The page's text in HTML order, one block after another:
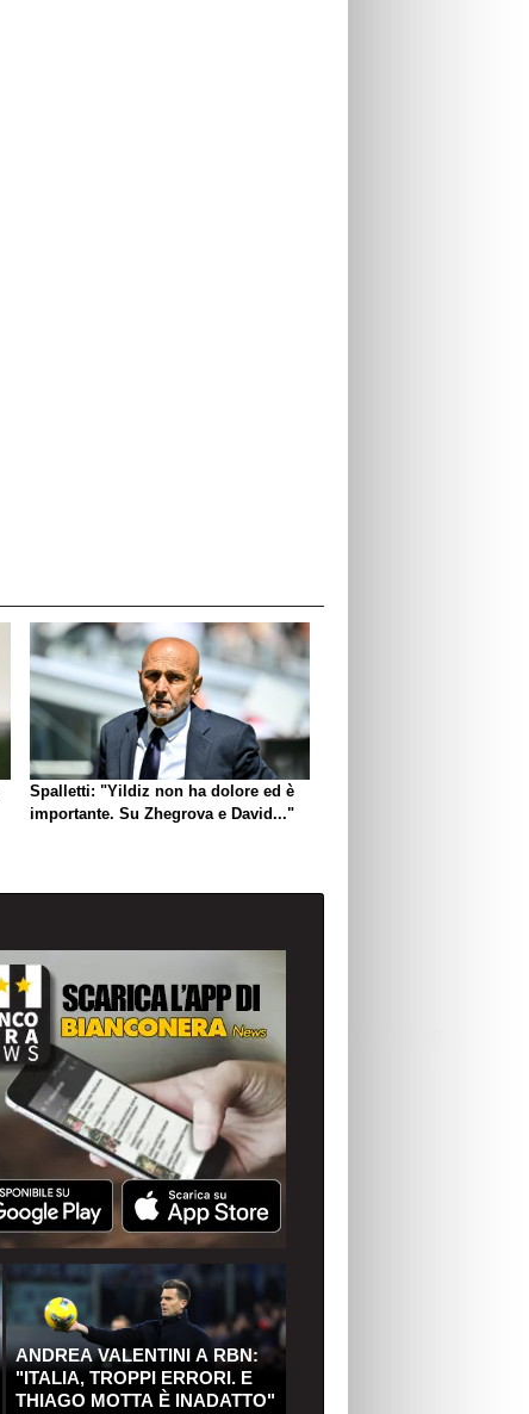
Spalletti: "Yildiz non ha dolore ed è
importante. Su Zhegrova e David..."
ANDREA VALENTINI A RBN:
"ITALIA, TROPPI ERRORI. E
THIAGO MOTTA È INADATTO"